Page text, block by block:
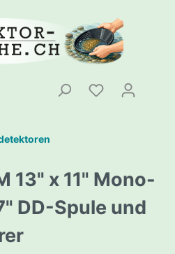
13" x 11" Mono-
DD-Spule und